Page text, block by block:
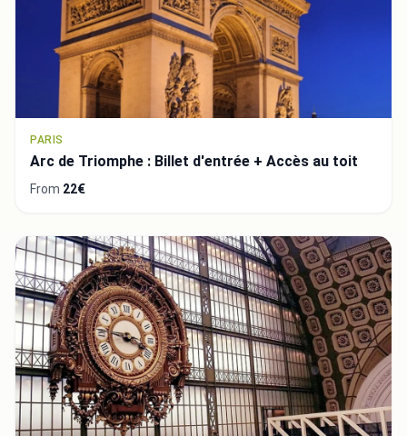
PARIS
Arc de Triomphe : Billet d'entrée + Accès au toit
From 22€